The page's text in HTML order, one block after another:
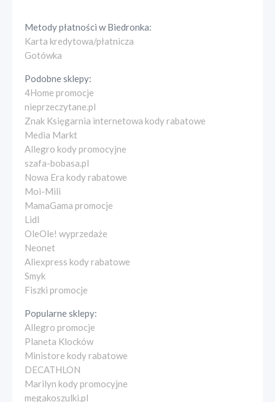
Metody płatności wBiedronka:
Karta kredytowa/płatnicza
Gotówka
Podobne sklepy:
4Home promocje
nieprzeczytane.pl
Znak Księgarnia internetowa kody rabatowe
Media Markt
Allegro kody promocyjne
szafa-bobasa.pl
Nowa Era kody rabatowe
Moi-Mili
MamaGama promocje
Lidl
OleOle! wyprzedaże
Neonet
Aliexpress kody rabatowe
Smyk
Fiszki promocje
Popularne sklepy:
Allegro promocje
Planeta Klocków
Ministore kody rabatowe
DECATHLON
Marilyn kody promocyjne
megakoszulki.pl